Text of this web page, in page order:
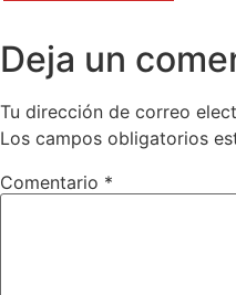
Deja un
Tu dirección de correo
Los campos obligatorios
Comentario *